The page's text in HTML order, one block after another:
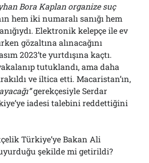
Bora Kaplan organize suç
hem iki numaralı sanığı hem
Elektronik kelepçe ile ev
gözaltına alınacağını
2023’te yurtdışına kaçtı.
tutuklandı, ama daha
ve iltica etti. Macaristan’ın,
gerekçesiyle Serdar
iadesi talebini reddettiğini
Türkiye’ye Bakan Ali
şekilde mi getirildi?